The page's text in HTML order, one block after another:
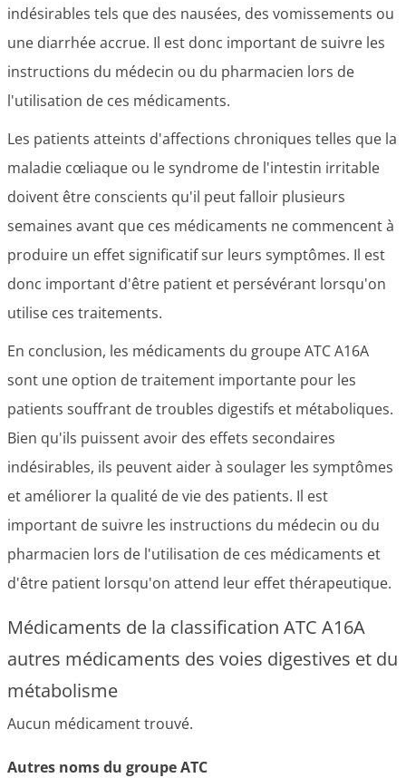
indésirables tels que des nausées, des vomissements ou
une diarrhée accrue. Il est donc important de suivre les
instructions du médecin ou du pharmacien lors de
l'utilisation de ces médicaments.
Les patients atteints d'affections chroniques telles que la
maladie cœliaque ou le syndrome de l'intestin irritable
doivent être conscients qu'il peut falloir plusieurs
semaines avant que ces médicaments ne commencent à
produire un effet significatif sur leurs symptômes. Il est
donc important d'être patient et persévérant lorsqu'on
utilise ces traitements.
En conclusion, les médicaments du groupe ATC A16A
sont une option de traitement importante pour les
patients souffrant de troubles digestifs et métaboliques.
Bien qu'ils puissent avoir des effets secondaires
indésirables, ils peuvent aider à soulager les symptômes
et améliorer la qualité de vie des patients. Il est
important de suivre les instructions du médecin ou du
pharmacien lors de l'utilisation de ces médicaments et
d'être patient lorsqu'on attend leur effet thérapeutique.
Médicaments de la classification ATC A16A
autres médicaments des voies digestives et du
métabolisme
Aucun médicament trouvé.
Autres noms du groupe ATC